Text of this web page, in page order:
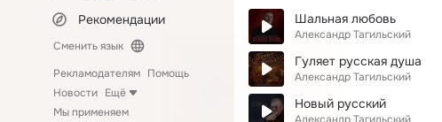
Рекомендации
Сменить язык
Рекламодателям Помощь
Новости Ещё
Мы применяем
Шальная любовь
Александр Тагильский
Гуляет русская душа
Александр Тагильский
Новый русский